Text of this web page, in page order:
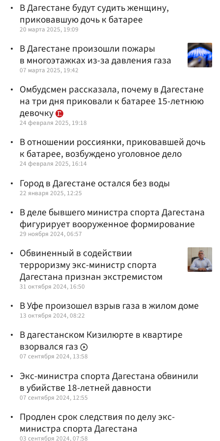
В Дагестане будут судить женщину,
приковавшую дочь к батарее
20 марта 2025, 19:09
В Дагестане произошли пожары
в многоэтажках из-за давления газа
07 марта 2025, 19:42
Омбудсмен рассказала, почему в Дагестане
на три дня приковали к батарее 15-летнюю
девочку
24 февраля 2025, 19:18
В отношении россиянки, приковавшей дочь
к батарее, возбуждено уголовное дело
24 февраля 2025, 16:14
Город в Дагестане остался без воды
22 января 2025, 12:25
В деле бывшего министра спорта Дагестана
фигурирует вооруженное формирование
29 ноября 2024, 06:57
Обвиненный в содействии
терроризму экс-министр спорта
Дагестана признан экстремистом
31 октября 2024, 16:50
В Уфе произошел взрыв газа в жилом доме
13 октября 2024, 08:22
В дагестанском Кизилюрте в квартире
взорвался газ
07 сентября 2024, 13:58
Экс-министра спорта Дагестана обвинили
в убийстве 18-летней давности
07 сентября 2024, 12:55
Продлен срок следствия по делу экс-
министра спорта Дагестана
03 сентября 2024, 07:58